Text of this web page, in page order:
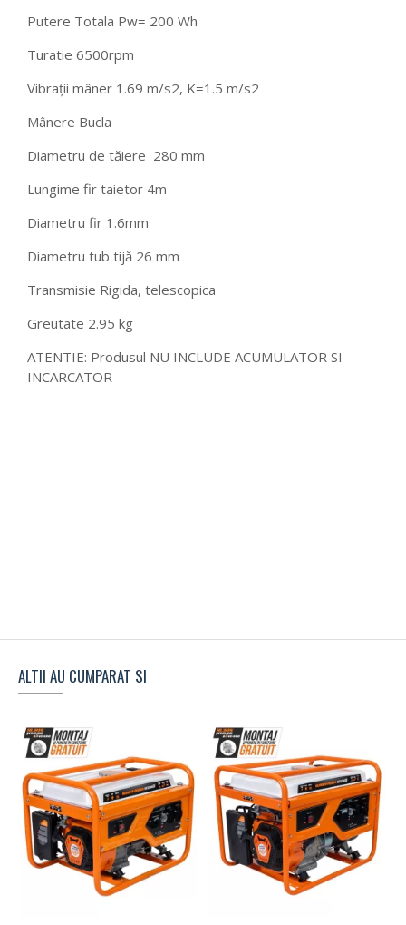
Putere Totala Pw= 200 Wh
Turatie 6500rpm
Vibrații mâner 1.69 m/s2, K=1.5 m/s2
Mânere Bucla
Diametru de tăiere 280 mm
Lungime fir taietor 4m
Diametru fir 1.6mm
Diametru tub tijă 26 mm
Transmisie Rigida, telescopica
Greutate 2.95 kg
ATENTIE: Produsul NU INCLUDE ACUMULATOR SI
INCARCATOR
ALTII AU CUMPARAT SI